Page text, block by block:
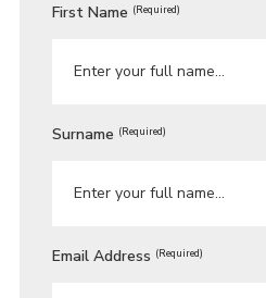
First Name (Required)
Surname (Required)
Email Address (Required)